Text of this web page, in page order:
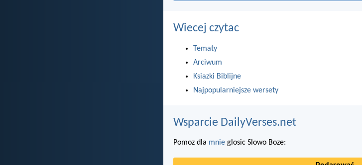
Wiecej czytac
Tematy
Arciwum
Ksiazki Biblijne
Najpopularniejsze wersety
Wsparcie DailyVerses.net
Pomoz dla mnie glosic Slowo Boze: